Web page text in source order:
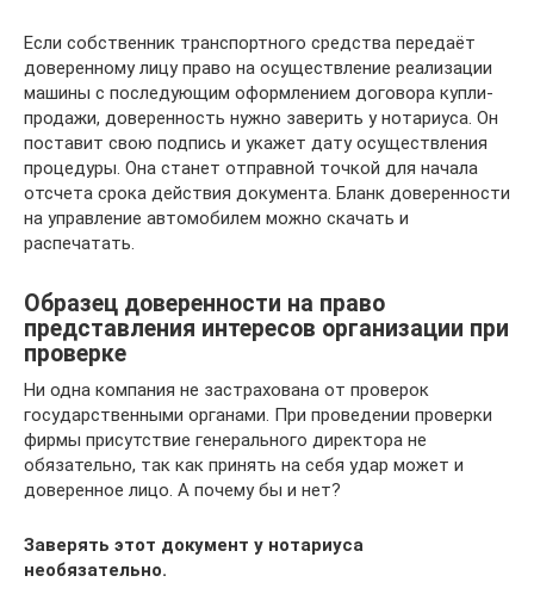
Если собственник транспортного средства передаёт
доверенному лицу право на осуществление реализации
машины с последующим оформлением договора купли-
продажи, доверенность нужно заверить у нотариуса. Он
поставит свою подпись и укажет дату осуществления
процедуры. Она станет отправной точкой для начала
отсчета срока действия документа. Бланк доверенности
на управление автомобилем можно скачать и
распечатать.
Образец доверенности на право
представления интересов организации при
проверке
Ни одна компания не застрахована от проверок
государственными органами. При проведении проверки
фирмы присутствие генерального директора не
обязательно, так как принять на себя удар может и
доверенное лицо. А почему бы и нет?
Заверять этот документ у нотариуса
необязательно.